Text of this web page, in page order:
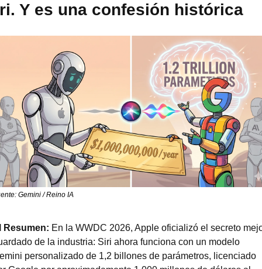
Y es una confesión histórica
Gemini / Reino IA
Resumen: En la WWDC 2026, Apple oficializó el secreto
de la industria: Siri ahora funciona con un modelo
personalizado de 1,2 billones de parámetros, licenciado